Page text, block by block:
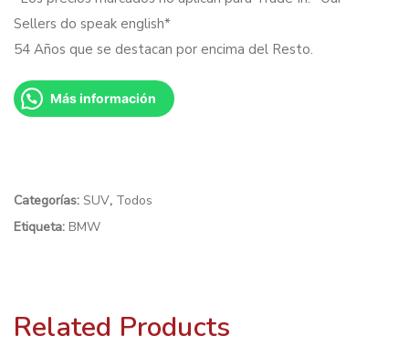
Sellers do speak english*
54 Años que se destacan por encima del Resto.
Más información
Categorías: SUV, Todos
Etiqueta: BMW
Related Products